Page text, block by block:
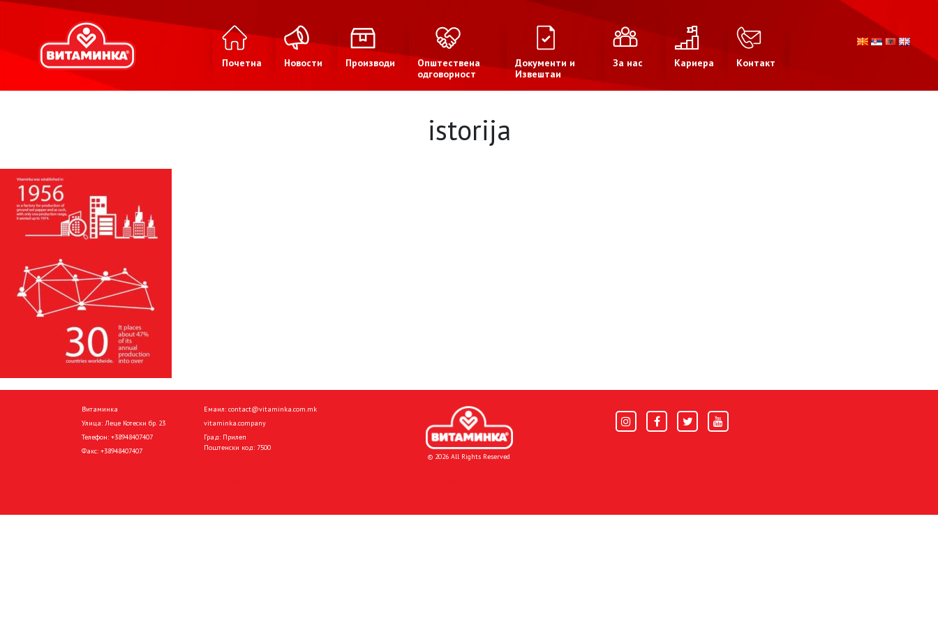
Почетна Новости Производи
Општествена
одговорност
Документи и
Извештаи
За нас Кариера Контакт
istorija
Витаминка
Улица: Леце Котески бр. 23
Телефон: +38948407407
Факс: +38948407407
Емаил: contact@vitaminka.com.mk
vitaminka.company
Град: Прилеп
Поштенски код: 7500
© 2026 All Rights Reserved